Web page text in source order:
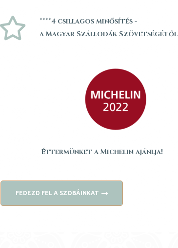
****4 csillagos minősítés -
a Magyar Szállodák Szövetségétől
Éttermünket a Michelin ajánlja!
FEDEZD FEL A SZOBÁINKAT